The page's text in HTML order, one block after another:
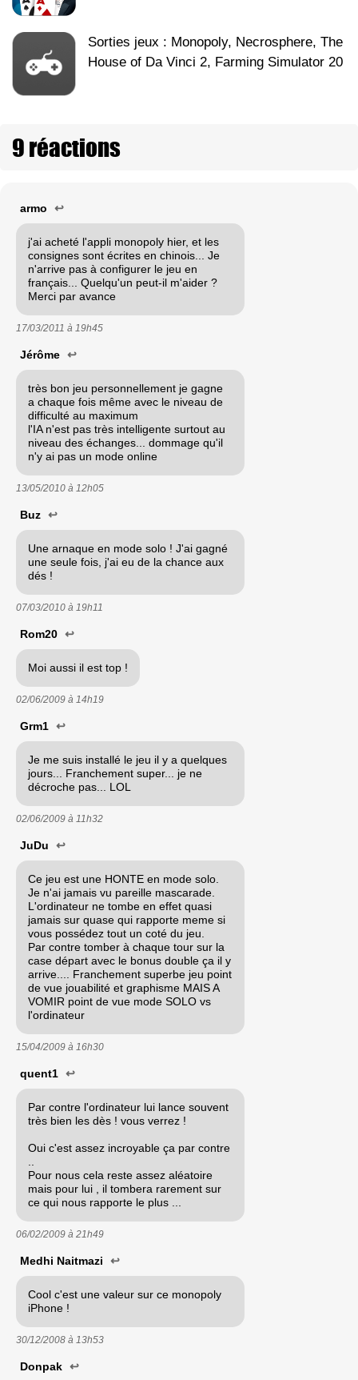
Sorties jeux : Monopoly, Necrosphere, The
House of Da Vinci 2, Farming Simulator 20
9 réactions
armo ↩
j'ai acheté l'appli monopoly hier, et les
consignes sont écrites en chinois... Je
n'arrive pas à configurer le jeu en
français... Quelqu'un peut-il m'aider ?
Merci par avance
17/03/2011 à 19h45
Jérôme ↩
très bon jeu personnellement je gagne
a chaque fois même avec le niveau de
difficulté au maximum
l'IA n'est pas très intelligente surtout au
niveau des échanges... dommage qu'il
n'y ai pas un mode online
13/05/2010 à 12h05
Buz ↩
Une arnaque en mode solo ! J'ai gagné
une seule fois, j'ai eu de la chance aux
dés !
07/03/2010 à 19h11
Rom20 ↩
Moi aussi il est top !
02/06/2009 à 14h19
Grm1 ↩
Je me suis installé le jeu il y a quelques
jours... Franchement super... je ne
décroche pas... LOL
02/06/2009 à 11h32
JuDu ↩
Ce jeu est une HONTE en mode solo.
Je n'ai jamais vu pareille mascarade.
L'ordinateur ne tombe en effet quasi
jamais sur quase qui rapporte meme si
vous possédez tout un coté du jeu.
Par contre tomber à chaque tour sur la
case départ avec le bonus double ça il y
arrive.... Franchement superbe jeu point
de vue jouabilité et graphisme MAIS A
VOMIR point de vue mode SOLO vs
l'ordinateur
15/04/2009 à 16h30
quent1 ↩
Par contre l'ordinateur lui lance souvent
très bien les dès ! vous verrez !
Oui c'est assez incroyable ça par contre
Pour nous cela reste assez aléatoire
mais pour lui , il tombera rarement sur
ce qui nous rapporte le plus ...
06/02/2009 à 21h49
Medhi Naitmazi ↩
Cool c'est une valeur sur ce monopoly
iPhone !
30/12/2008 à 13h53
Donpak ↩